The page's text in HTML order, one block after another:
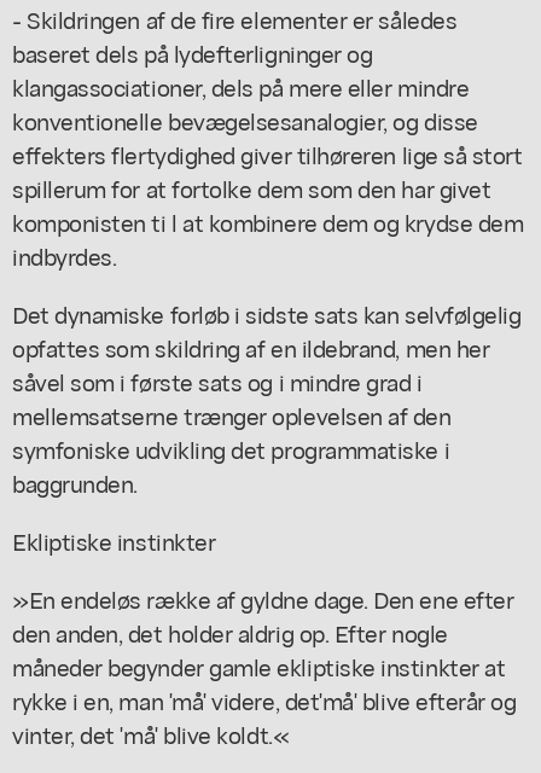
- Skildringen af de fire elementer er således
baseret dels på lydefterligninger og
klangassociationer, dels på mere eller mindre
konventionelle bevægelsesanalogier, og disse
effekters flertydighed giver tilhøreren lige så stort
spillerum for at fortolke dem som den har givet
komponisten ti l at kombinere dem og krydse dem
indbyrdes.
Det dynamiske forløb i sidste sats kan selvfølgelig
opfattes som skildring af en ildebrand, men her
såvel som i første sats og i mindre grad i
mellemsatserne trænger oplevelsen af den
symfoniske udvikling det programmatiske i
baggrunden.
Ekliptiske instinkter
»En endeløs række af gyldne dage. Den ene efter
den anden, det holder aldrig op. Efter nogle
måneder begynder gamle ekliptiske instinkter at
rykke i en, man 'må' videre, det'må' blive efterår og
vinter, det 'må' blive koldt.«